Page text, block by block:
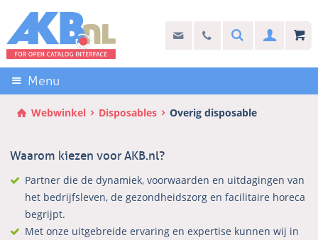
links
over
Direct
naar
de
inhoud
het
hoofdmenu
info@akb.nl
Stel uw vraag
030 69 50 814Search
Menu
Webwinkel Disposables Overig disposable
Waarom kiezen voor AKB.nl?
Partner die de dynamiek, voorwaarden en uitdagingen van
het bedrijfsleven, de gezondheidszorg en facilitaire horeca
begrijpt.
Met onze uitgebreide ervaring en expertise kunnen wij in